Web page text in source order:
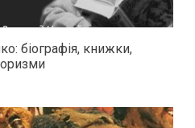
біографія, книжки,